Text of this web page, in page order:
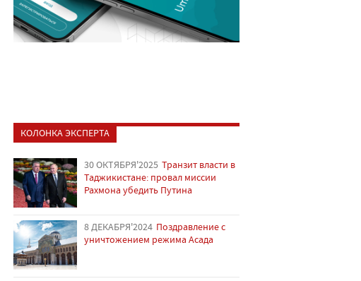
КОЛОНКА ЭКСПЕРТА
30 ОКТЯБРЯ'2025 Транзит власти в
Таджикистане: провал миссии
Рахмона убедить Путина
8 ДЕКАБРЯ'2024 Поздравление с
уничтожением режима Асада